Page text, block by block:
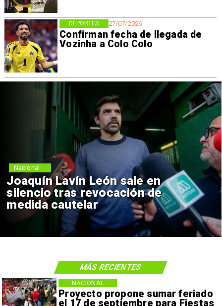
27/07/2026
Confirman fecha de llegada de
Vozinha a Colo Colo
DEPORTES
Joaquín Lavín León sale en
silencio tras revocación de
medida cautelar
Nacional
Proyecto propone sumar feriado
el 17 de septiembre para Fiestas
NACIONAL
MÁS RECIENTES